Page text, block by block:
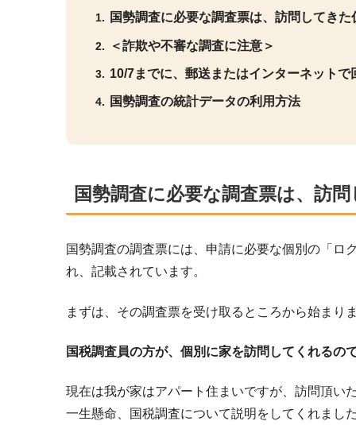
国勢調査に必要な調査票は、訪問してき
＜詐欺や不審な調査に注意＞
10/7までに、郵送またはインターネットで
国勢調査の統計データの利用方法
国勢調査に必要な調査票は、訪
国勢調査の調査票には、申請に必要な個別の「ロ
れ、記載されています。
まずは、その調査票を受け取るところから始まり
国税調査員の方が、個別に家を訪問してくれるの
現在は我が家はアパート住まいですが、訪問頂い
一生懸命、国税調査について説明をしてくれまし